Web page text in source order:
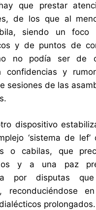
que prestar
de los que al
siendo un foco
y de puntos de
no podía ser de
confidencias y
sesiones de las
dispositivo
‘sistema de lef’
o cabilas, que
y a una paz
por disputas
reconduciéndose
prolongados.